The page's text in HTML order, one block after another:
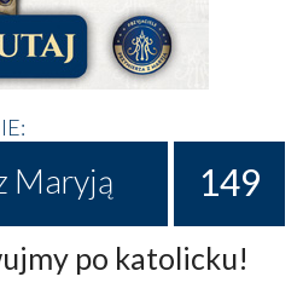
Maryją 149
po katolicku!